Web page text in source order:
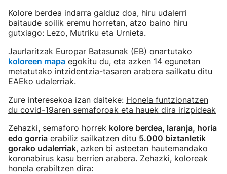
Kolore berdea indarra galduz doa, hiru udalerri
baitaude soilik eremu horretan, atzo baino hiru
gutxiago: Lezo, Mutriku eta Urnieta.
Jaurlaritzak Europar Batasunak (EB) onartutako
koloreen mapa egokitu du, eta azken 14 egunetan
metatutako intzidentzia-tasaren arabera sailkatu ditu
EAEko udalerriak.
Zure interesekoa izan daiteke: Honela funtzionatzen
du covid-19aren semaforoak eta hauek dira irizpideak
Zehazki, semaforo horrek kolore berdea, laranja, horia
edo gorria erabiliz sailkatzen ditu 5.000 biztanletik
gorako udalerriak, azken bi asteetan hautemandako
koronabirus kasu berrien arabera. Zehazki, koloreak
honela erabiltzen dira: